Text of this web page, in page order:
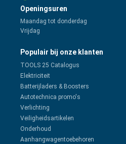
Openingsuren
Maandag tot donderdag
Vrijdag
Populair bij onze klanten
TOOLS 25 Catalogus
Elektriciteit
Batterijladers & Boosters
Autotechnica promo's
Verlichting
Veiligheidsartikelen
Onderhoud
Aanhangwagentoebehoren